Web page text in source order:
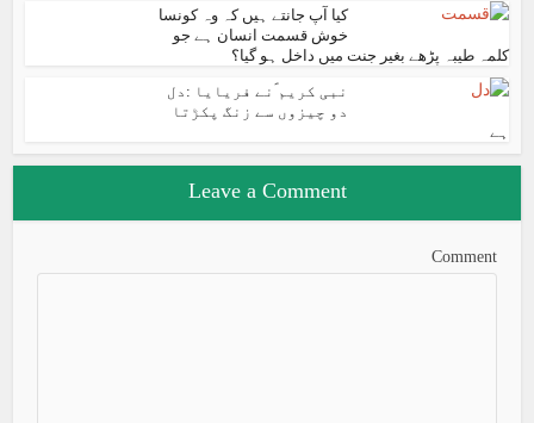
کیا آپ جانتے ہیں کہ وہ کونسا
خوش قسمت انسان ہے جو
کلمہ طیبہ پڑھے بغیر جنت میں داخل ہو گیا؟
نبی کریم ؐنے فریایا :دل
دو چیزوں سے زنگ پکڑتا
ہے
Leave a Comment
Comment